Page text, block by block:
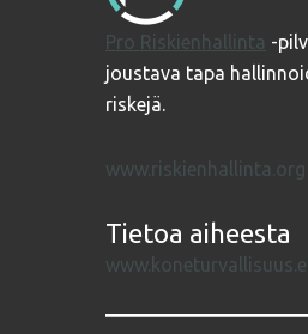
Pro Riskienhallinta -
joustava tapa
riskejä.
www.riskienhallinta.org
Tietoa aiheesta